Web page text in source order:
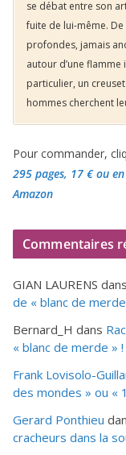
se débat entre son
fuite de lui-même.
profondes, jamais
autour d’une
particulier, un
hommes cherchent
Pour commander,
295 pages, 17 €ou
Amazon
Commentaires
GIAN LAURENS dans
de « blanc de
Bernard_H dans
« blanc de merde » !
Frank Lovisolo-
des mondes » ou «
Gerard Ponthieu
cracheurs dans la